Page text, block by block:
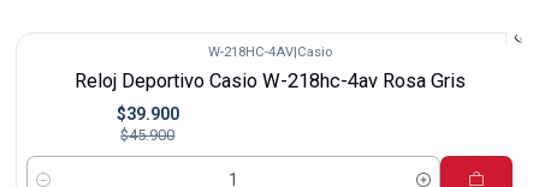
W-218HC-4AV|Casio
Reloj Deportivo Casio W-218hc-4av Rosa Gris
$39.900
$45.900